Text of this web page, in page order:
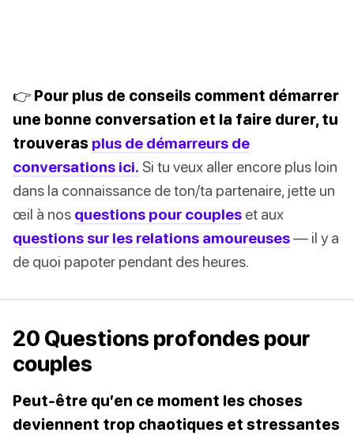
👉 Pour plus de conseils comment démarrer
une bonne conversation et la faire durer, tu
trouveras plus de démarreurs de
conversations ici. Si tu veux aller encore plus loin
dans la connaissance de ton/ta partenaire, jette un
œil à nos questions pour couples et aux
questions sur les relations amoureuses— il y a
de quoi papoter pendant des heures.
20 Questions profondes pour
couples
Peut-être qu’en ce moment les choses
deviennent trop chaotiques et stressantes